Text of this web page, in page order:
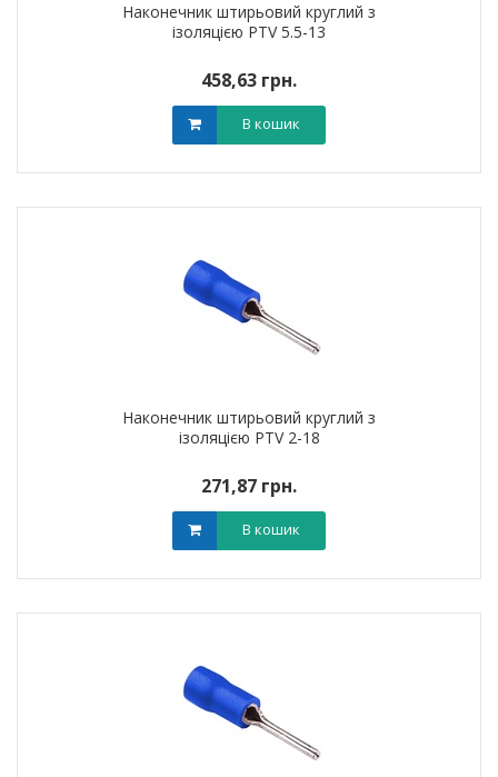
Наконечник штирьовий круглий з
ізоляцією PTV 5.5-13
458,63 грн.
В кошик
Наконечник штирьовий круглий з
ізоляцією PTV 2-18
271,87 грн.
В кошик